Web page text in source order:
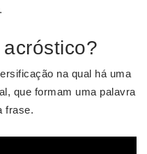
na qual há uma
que formam uma palavra
frase.